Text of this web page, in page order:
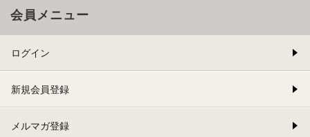
会員メニュー
ログイン
新規会員登録
メルマガ登録